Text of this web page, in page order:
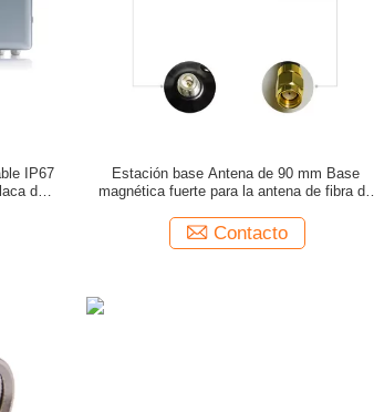
IP67
de
Estación base Antena de 90 mm Base
magnética fuerte para la antena de fibra de
Contacto